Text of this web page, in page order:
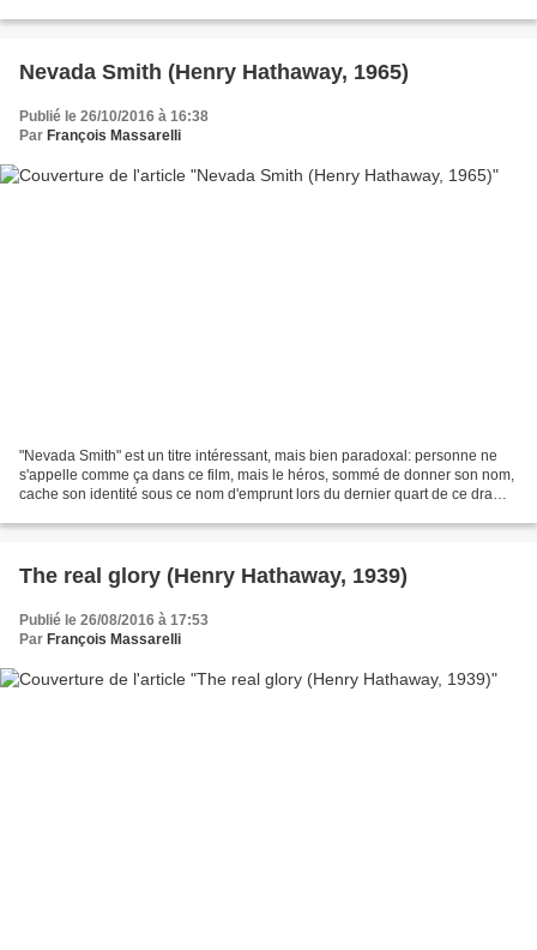
Nevada Smith (Henry Hathaway, 1965)
Publié le 26/10/2016 à 16:38
Par François Massarelli
"Nevada Smith" est un titre intéressant, mais bien paradoxal: personne ne
s'appelle comme ça dans ce film, mais le héros, sommé de donner son nom,
cache son identité sous ce nom d'emprunt lors du dernier quart de ce drame
The real glory (Henry Hathaway, 1939)
Publié le 26/08/2016 à 17:53
Par François Massarelli